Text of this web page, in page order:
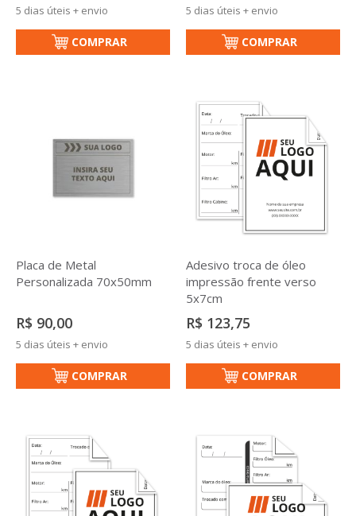
5 dias úteis + envio
COMPRAR
5 dias úteis + envio
COMPRAR
Placa de Metal
Personalizada 70x50mm
R$ 90,00
5 dias úteis + envio
COMPRAR
Adesivo troca de óleo
impressão frente verso
5x7cm
R$ 123,75
5 dias úteis + envio
COMPRAR